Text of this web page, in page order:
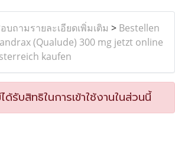
บถามรายละเอียดเพิ่มเติม > Bestellen
(Qualude) 300 mg jetzt online
kaufen
รับสิทธิในการเข้าใช้งานในส่วนนี้